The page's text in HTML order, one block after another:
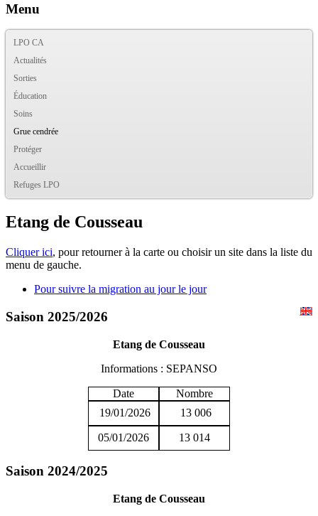
Menu
LPO CA
Actualités
Sorties
Éducation
Soins
Grue cendrée
Protéger
Accueillir
Refuges LPO
Etang de Cousseau
Cliquer ici, pour retourner à la carte ou choisir un site dans la liste du
menu de gauche.
Pour suivre la migration au jour le jour
Saison 2025/2026
Etang de Cousseau
Informations : SEPANSO
Date
Nombre
19/01/2026
13 006
05/01/2026 13 014
Saison 2024/2025
Etang de Cousseau